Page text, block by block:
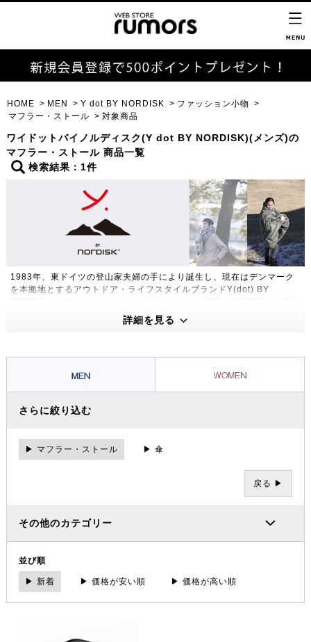
HOME MEN Y dot BY NORDISK
ファッション小物
マフラー・ストール
対象商品
ワイドットバイノルディスク(Y dot BY NORDISK)(メンズ)の
マフラー・ストール 商品一覧
検索結果：1件
1983年、東ドイツの登山家夫婦の手により誕生し、現在はデンマーク
を本拠地とするアウトドア・ライフスタイルブランドY(dot) BY
えうる高い機能性・保温性をもつプロダクトは、アウトドアのプロフェ
ッショナルたちから信頼を集め、数々の過酷な冒険やレースを支えてき
詳細を見る
さらに絞り込む
▶ マフラー・ストール ▶ 傘
戻る ▶
その他のカテゴリー
並び順
▶ 新着 ▶ 価格が安い順 ▶ 価格が高い順